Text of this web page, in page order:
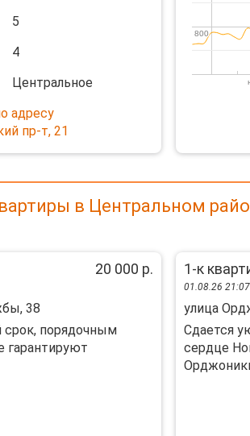
5
4
Центральное
адресу
пр-т, 21
800
800
в Центральном
20 000 р.
38
срок, порядочным
гарантируют
1-к
01.08.26 21:07
улица
Сдается
сердце